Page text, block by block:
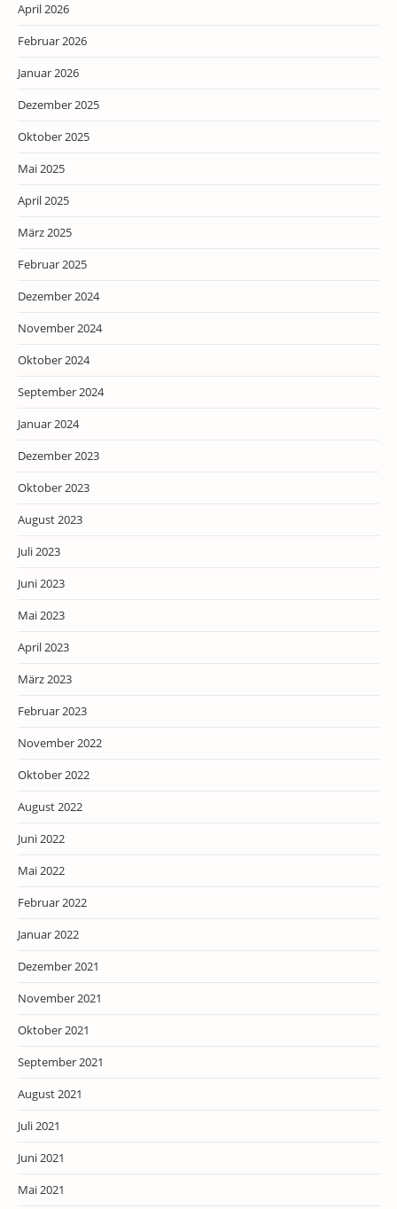
April 2026
Februar 2026
Januar 2026
Dezember 2025
Oktober 2025
Mai 2025
April 2025
März 2025
Februar 2025
Dezember 2024
November 2024
Oktober 2024
September 2024
Januar 2024
Dezember 2023
Oktober 2023
August 2023
Juli 2023
Juni 2023
Mai 2023
April 2023
März 2023
Februar 2023
November 2022
Oktober 2022
August 2022
Juni 2022
Mai 2022
Februar 2022
Januar 2022
Dezember 2021
November 2021
Oktober 2021
September 2021
August 2021
Juli 2021
Juni 2021
Mai 2021